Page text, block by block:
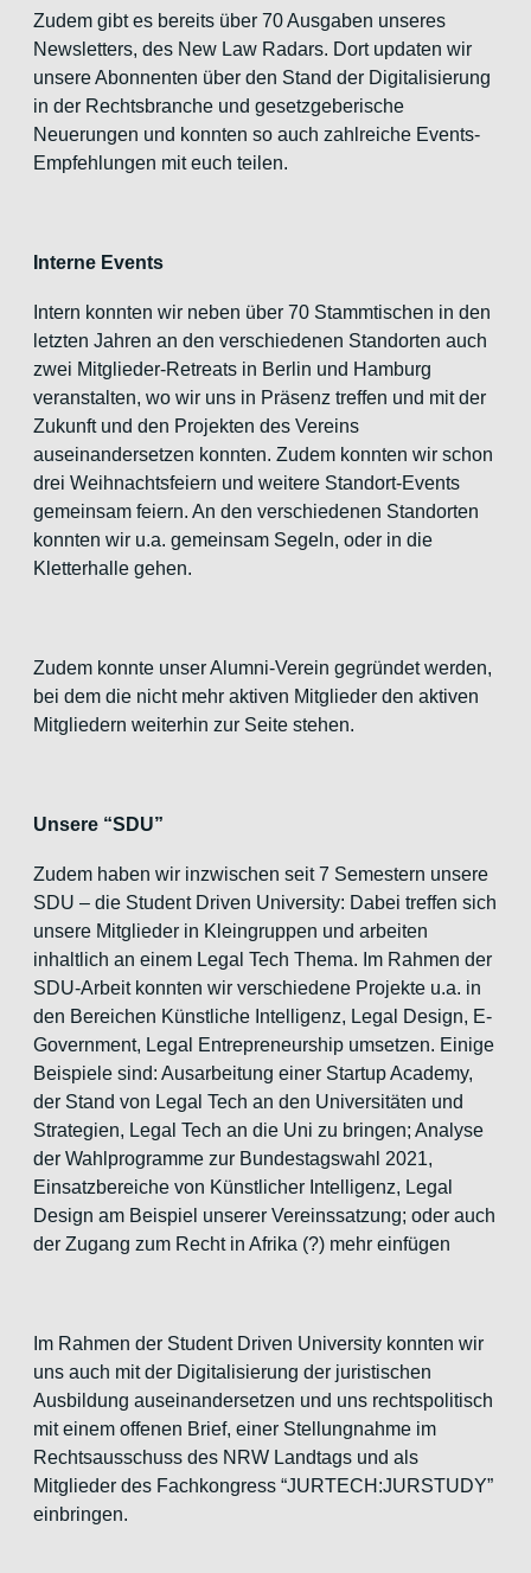
Zudem gibt es bereits über 70 Ausgaben unseres
Newsletters, des New Law Radars. Dort updaten wir
unsere Abonnenten über den Stand der Digitalisierung
in der Rechtsbranche und gesetzgeberische
Neuerungen und konnten so auch zahlreiche Events-
Empfehlungen mit euch teilen.
Interne Events
Intern konnten wir neben über 70 Stammtischen in den
letzten Jahren an den verschiedenen Standorten auch
zwei Mitglieder-Retreats in Berlin und Hamburg
veranstalten, wo wir uns in Präsenz treffen und mit der
Zukunft und den Projekten des Vereins
auseinandersetzen konnten. Zudem konnten wir schon
drei Weihnachtsfeiern und weitere Standort-Events
gemeinsam feiern. An den verschiedenen Standorten
konnten wir u.a. gemeinsam Segeln, oder in die
Kletterhalle gehen.
Zudem konnte unser Alumni-Verein gegründet werden,
bei dem die nicht mehr aktiven Mitglieder den aktiven
Mitgliedern weiterhin zur Seite stehen.
Unsere “SDU”
Zudem haben wir inzwischen seit 7 Semestern unsere
SDU – die Student Driven University: Dabei treffen sich
unsere Mitglieder in Kleingruppen und arbeiten
inhaltlich an einem Legal Tech Thema. Im Rahmen der
SDU-Arbeit konnten wir verschiedene Projekte u.a. in
den Bereichen Künstliche Intelligenz, Legal Design, E-
Government, Legal Entrepreneurship umsetzen. Einige
Beispiele sind: Ausarbeitung einer Startup Academy,
der Stand von Legal Tech an den Universitäten und
Strategien, Legal Tech an die Uni zu bringen; Analyse
der Wahlprogramme zur Bundestagswahl 2021,
Einsatzbereiche von Künstlicher Intelligenz, Legal
Design am Beispiel unserer Vereinssatzung; oder auch
der Zugang zum Recht in Afrika (?) mehr einfügen
Im Rahmen der Student Driven University konnten wir
uns auch mit der Digitalisierung der juristischen
Ausbildung auseinandersetzen und uns rechtspolitisch
mit einem offenen Brief, einer Stellungnahme im
Rechtsausschuss des NRW Landtags und als
Mitglieder des Fachkongress “JURTECH:JURSTUDY”
einbringen.